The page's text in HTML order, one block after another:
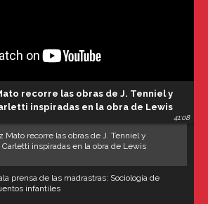
recorre las obras de J. Tenniel y
inspiradas en la obra de Lewis
41:08
Mato recorre las obras de J. Tenniel y
Carletti inspiradas en la obra de Lewis
prensa de las madrastras: Sociología de
infantiles